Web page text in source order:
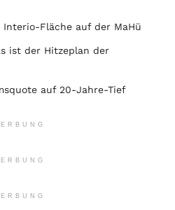
Interio-Fläche auf der MaHü
ist der Hitzeplan der
auf 20-Jahre-Tief